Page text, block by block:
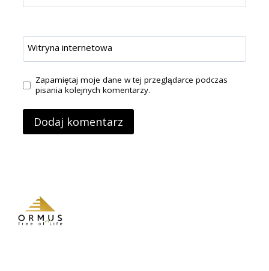
Witryna internetowa
Zapamiętaj moje dane w tej przeglądarce podczas
pisania kolejnych komentarzy.